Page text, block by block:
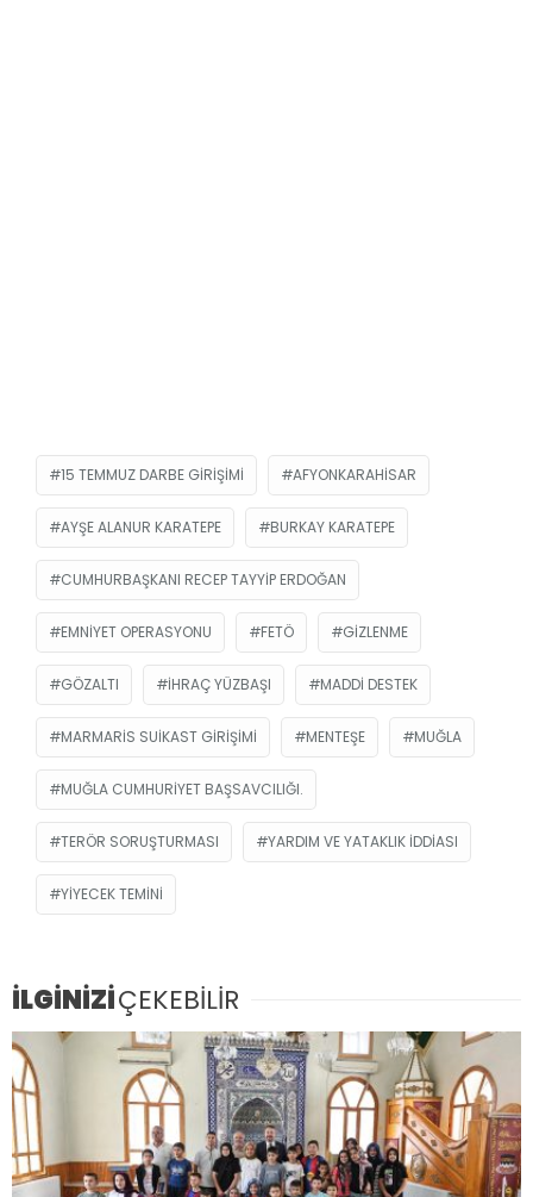
15 TEMMUZ DARBE GIRIŞIMI AFYONKARAHISAR
AYŞE ALANUR KARATEPE BURKAY KARATEPE
CUMHURBAŞKANI RECEP TAYYIP ERDOĞAN
EMNIYET OPERASYONU FETÖ GIZLENME
GÖZALTI IHRAÇ YÜZBAŞI MADDI DESTEK
MARMARIS SUIKAST GIRIŞIMI MENTEŞE MUĞLA
MUĞLA CUMHURIYET BAŞSAVCILIĞI.
TERÖR SORUŞTURMASI YARDIM VE YATAKLIK IDDIASI
YIYECEK TEMINI
İLGİNİZİÇEKEBİLİR